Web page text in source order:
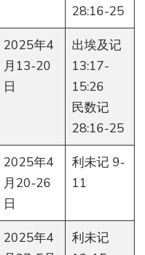
28:16-25
2025年4
月13-20
日
出埃及记
13:17-
15:26
民数记
28:16-25
2025年4
月20-26
日
利未记 9-
11
2025年4
利未记